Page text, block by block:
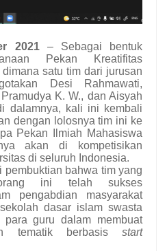
2021 – Sebagai bentuk
Pekan Kreatifitas
satu tim dari jurusan
Desi Rahmawati,
K. W., dan Aisyah
dalamnya, kali ini kembali
dengan lolosnya tim ini ke
Pekan Ilmiah Mahasiswa
akan di kompetisikan
di seluruh Indonesia.
pembuktian bahwa tim yang
ini telah sukses
pengabdian masyarakat
dasar islam swasta
para guru dalam membuat
tematik berbasis start